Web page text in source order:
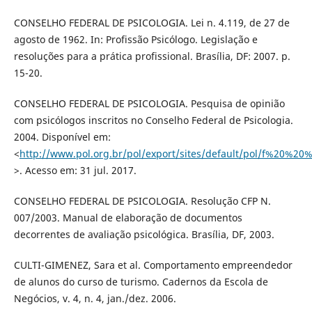
CONSELHO FEDERAL DE PSICOLOGIA. Lei n. 4.119, de 27 de
agosto de 1962. In: Profissão Psicólogo. Legislação e
resoluções para a prática profissional. Brasília, DF: 2007. p.
15-20.
CONSELHO FEDERAL DE PSICOLOGIA. Pesquisa de opinião
com psicólogos inscritos no Conselho Federal de Psicologia.
2004. Disponível em:
<http://www.pol.org.br/pol/export/sites/default/pol/
>. Acesso em: 31 jul. 2017.
CONSELHO FEDERAL DE PSICOLOGIA. Resolução CFP N.
007/2003. Manual de elaboração de documentos
decorrentes de avaliação psicológica. Brasília, DF, 2003.
CULTI-GIMENEZ, Sara et al. Comportamento empreendedor
de alunos do curso de turismo. Cadernos da Escola de
Negócios, v. 4, n. 4, jan./dez. 2006.